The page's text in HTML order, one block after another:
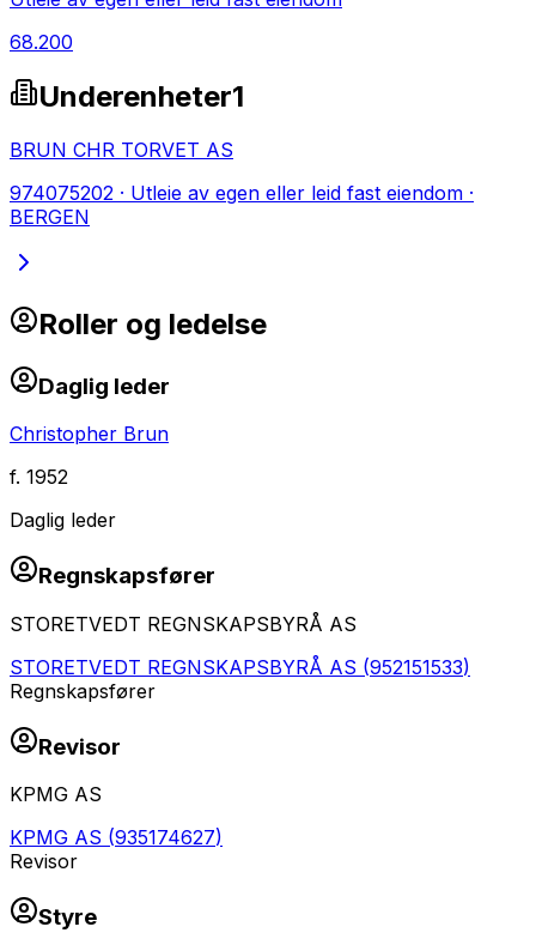
68.200
Underenheter1
BRUN CHR TORVET AS
974075202 · Utleie av egen eller leid fast eiendom ·
BERGEN
Roller og ledelse
Daglig leder
Christopher Brun
f. 1952
Daglig leder
Regnskapsfører
STORETVEDT REGNSKAPSBYRÅ AS
STORETVEDT REGNSKAPSBYRÅ AS (952151533)
Regnskapsfører
Revisor
KPMG AS
KPMG AS (935174627)
Revisor
Styre